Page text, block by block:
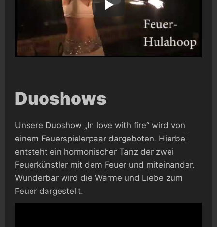
Duoshows
Unsere Duoshow „In love with fire“ wird von
einem Feuerspielerpaar dargeboten. Hierbei
entsteht ein hormonischer Tanz der zwei
Feuerkünstler mit dem Feuer und miteinander.
Wunderbar wird die Wärme und Liebe zum
Feuer dargestellt.